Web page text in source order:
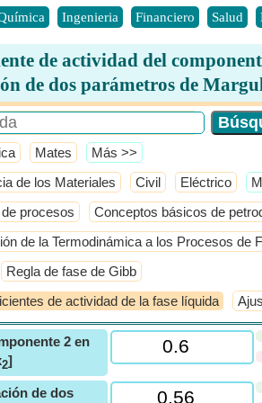
Ingenieria Financiero Salud
de actividad del
de dos parámetros de
Mates ​Más >>
de los Materiales Civil Eléctrico
procesos Conceptos básicos de
de la Termodinámica a los Procesos de
Regla de fase de Gibb
de actividad de la fase líquida
2 en
2]
de dos